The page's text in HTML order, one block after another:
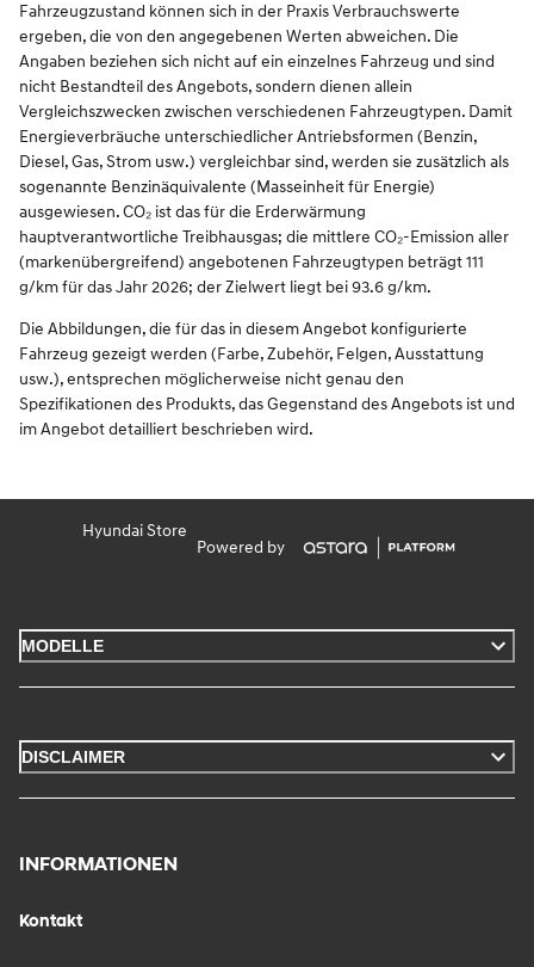
Fahrzeugzustand können sich in der Praxis Verbrauchswerte
ergeben, die von den angegebenen Werten abweichen. Die
Angaben beziehen sich nicht auf ein einzelnes Fahrzeug und sind
nicht Bestandteil des Angebots, sondern dienen allein
Vergleichszwecken zwischen verschiedenen Fahrzeugtypen. Damit
Energieverbräuche unterschiedlicher Antriebsformen (Benzin,
Diesel, Gas, Strom usw.) vergleichbar sind, werden sie zusätzlich als
sogenannte Benzinäquivalente (Masseinheit für Energie)
ausgewiesen. CO₂ ist das für die Erderwärmung
hauptverantwortliche Treibhausgas; die mittlere CO₂-Emission aller
(markenübergreifend) angebotenen Fahrzeugtypen beträgt 111
g/km für das Jahr 2026; der Zielwert liegt bei 93.6 g/km.
Die Abbildungen, die für das in diesem Angebot konfigurierte
Fahrzeug gezeigt werden (Farbe, Zubehör, Felgen, Ausstattung
usw.), entsprechen möglicherweise nicht genau den
Spezifikationen des Produkts, das Gegenstand des Angebots ist und
im Angebot detailliert beschrieben wird.
Hyundai Store
Powered by
MODELLE
DISCLAIMER
INFORMATIONEN
Kontakt